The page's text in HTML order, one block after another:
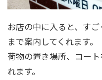
お店の中に入ると、す
まで案内してくれます。
荷物の置き場所、コー
れます。